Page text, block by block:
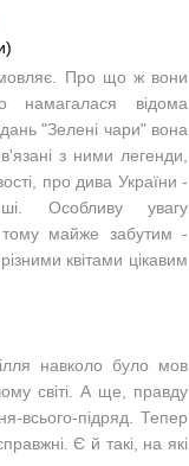
Про що ж вони
намагалася відома
"Зелені чари" вона
з ними легенди,
про дива України -
Особливу увагу
майже забутим -
квітами цікавим
навколо було мов
світі. А ще, правду
всього-підряд. Тепер
Є й такі, на які